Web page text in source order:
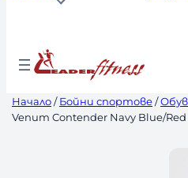
Начало/Бойни спортове/
Venum Contender Navy Blue/Red